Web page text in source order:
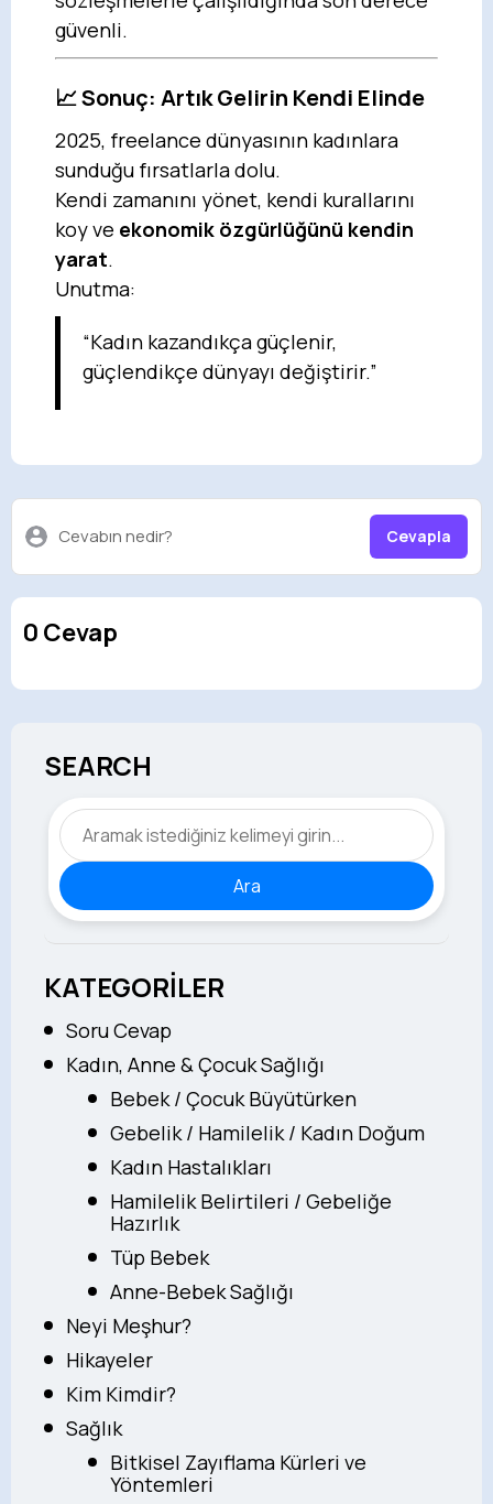
güvenli.
📈 Sonuç: Artık Gelirin Kendi Elinde
2025, freelance dünyasının kadınlara
sunduğu fırsatlarla dolu.
Kendi zamanını yönet, kendi kurallarını
koy ve ekonomik özgürlüğünü kendin
yarat.
Unutma:
“Kadın kazandıkça güçlenir,
güçlendikçe dünyayı değiştirir.”
Cevabın nedir? Cevapla
0 Cevap
SEARCH
Ara
KATEGORİLER
Soru Cevap
Kadın, Anne & Çocuk Sağlığı
Bebek / Çocuk Büyütürken
Gebelik / Hamilelik / Kadın Doğum
Kadın Hastalıkları
Hamilelik Belirtileri / Gebeliğe
Hazırlık
Tüp Bebek
Anne-Bebek Sağlığı
Neyi Meşhur?
Hikayeler
Kim Kimdir?
Sağlık
Bitkisel Zayıflama Kürleri ve
Yöntemleri